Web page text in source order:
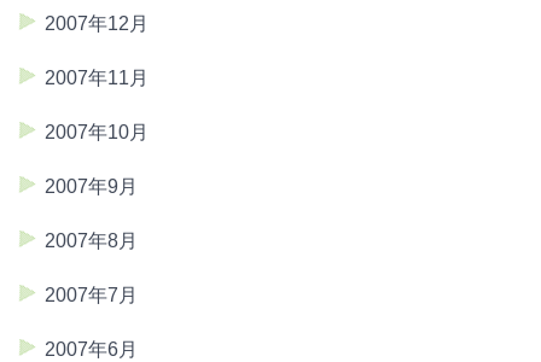
2007年12月
2007年11月
2007年10月
2007年9月
2007年8月
2007年7月
2007年6月